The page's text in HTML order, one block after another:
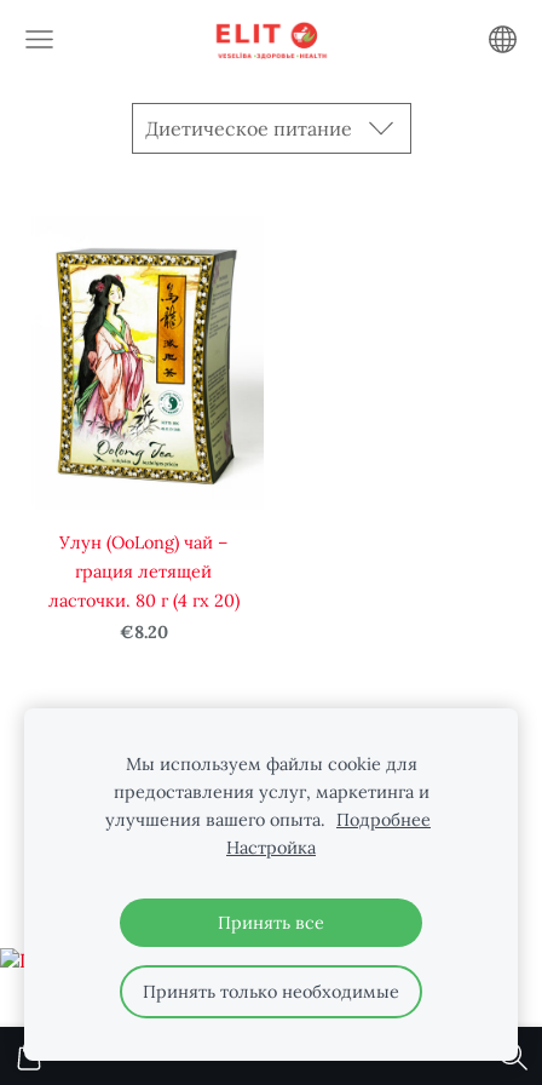
Диетическое питание
Улун (OoLong) чай –
грация летящей
ласточки. 80 г (4 гx 20)
€8.20
Файлы cookie
НАС МОЖНО НАЙТИ В INSTAGRAM
Мы используем файлы cookie для
предоставления услуг, маркетинга и
улучшения вашего опыта.
Подробнее
Настройка
Принять все
Принять только необходимые